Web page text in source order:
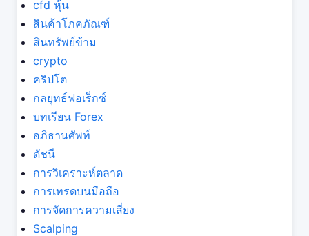
cfd หุ้น
สินค้าโภคภัณฑ์
สินทรัพย์ข้าม
crypto
คริปโต
กลยุทธ์ฟอเร็กซ์
บทเรียน Forex
อภิธานศัพท์
ดัชนี
การวิเคราะห์ตลาด
การเทรดบนมือถือ
การจัดการความเสี่ยง
Scalping